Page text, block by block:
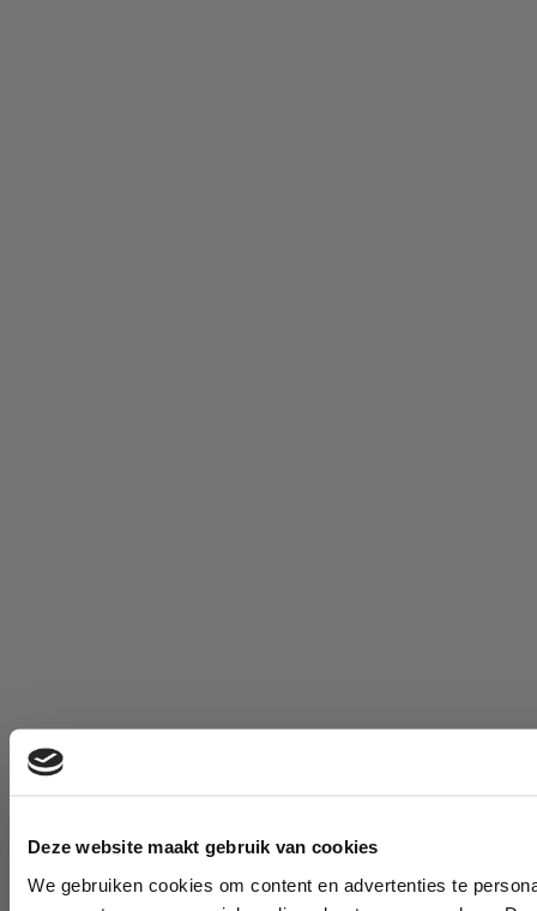
Deze website maakt gebruik van cookies
We gebruiken cookies om content en advertenties te